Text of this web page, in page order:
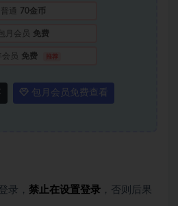
普通 70金币
月会员 免费
员 免费 推荐
包月会员免费查看
录， 禁止在设置登录 ，否则后果